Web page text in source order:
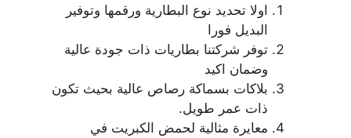
اولا تحديد نوع البطارية ورقمها وتوفير
البديل فورا
توفر شركتنا بطاريات ذات جودة عالية
وضمان اكيد
بلاكات بسماكة رصاص عالية بحيث تكون
ذات عمر طويل.
معايرة مثالية لحمض الكبريت في